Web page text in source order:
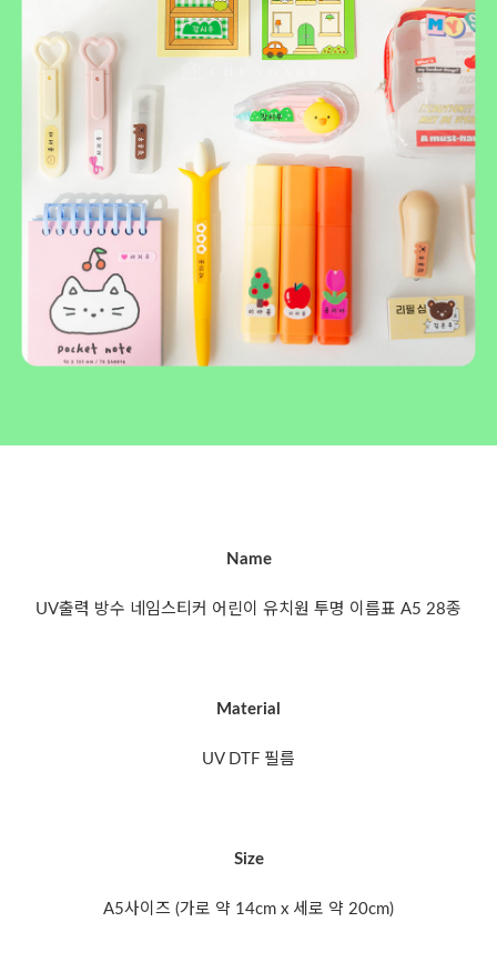
Name
UV출력 방수 네임스티커 어린이 유치원 투명 이름표 A5 28종
Material
UV DTF 필름
Size
A5사이즈 (가로 약 14cm x 세로 약 20cm)